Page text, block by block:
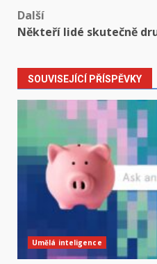
Další
Někteří lidé skutečně
SOUVISEJÍCÍ PŘÍSPĚVKY
Umělá inteligence